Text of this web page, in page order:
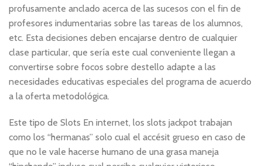
profusamente anclado acerca de las sucesos con el fin de
profesores indumentarias sobre las tareas de los alumnos,
etc. Esta decisiones deben encajarse dentro de cualquier
clase particular, que sería este cual conveniente llegan a
convertirse sobre focos sobre destello adapte a las
necesidades educativas especiales del programa de acuerdo
a la oferta metodológica.
Este tipo de Slots En internet, los slots jackpot trabajan
como los “hermanas” solo cual el accésit grueso en caso de
que no le vale hacerse humano de una grasa maneja